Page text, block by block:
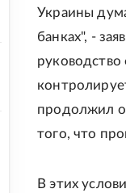
Украины
банках", -
руководство
продолжил
того, что
В этих